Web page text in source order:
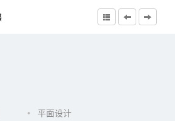
• 平面设计